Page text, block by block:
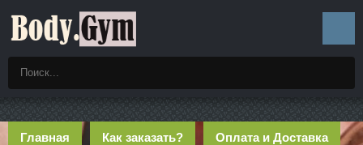
Главная Как заказать? Оплата и Доставка